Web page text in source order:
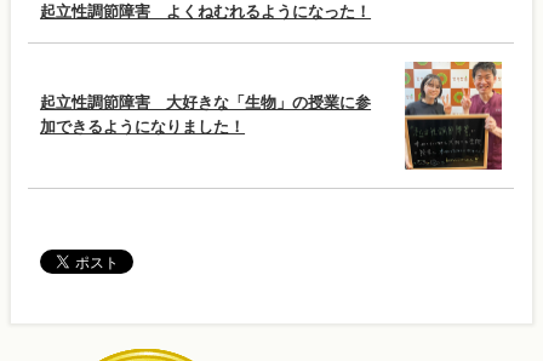
起立性調節障害 よくねむれるようになった！
起立性調節障害 大好きな「生物」の授業に参
加できるようになりました！